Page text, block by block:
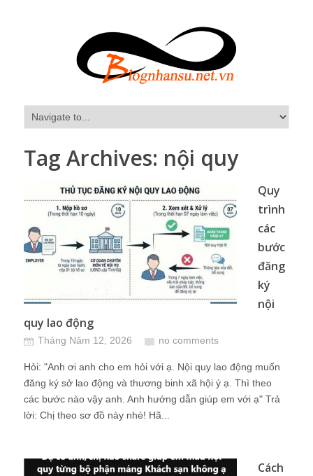
Tag Archives: nội quy
Quy
trình
các
bước
đăng
ký
nội
quy lao động
Tháng Năm 12, 2026 no comments
Hỏi: "Anh ơi anh cho em hỏi với ạ. Nội quy lao động muốn
đăng ký sở lao động và thương binh xã hội ý ạ. Thì theo
các bước nào vậy anh. Anh hướng dẫn giúp em với ạ" Trả
lời: Chị theo sơ đồ này nhé! Hã...
Cách